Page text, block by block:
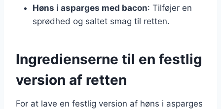
Høns i asparges med bacon: Tilføjer en
sprødhed og saltet smag til retten.
Ingredienserne til en festlig
version af retten
For at lave en festlig version af høns i asparges